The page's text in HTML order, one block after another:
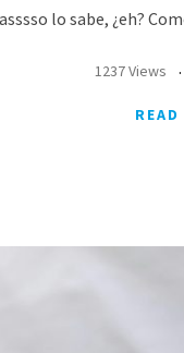
lo sabe, ¿eh?
1237 Views
READ